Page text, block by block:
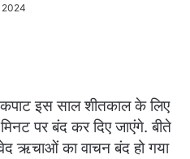
2024
कपाट इस साल शीतकाल के लिए
पर बंद कर दिए जाएंगे. बीते
ऋचाओं का वाचन बंद हो गया